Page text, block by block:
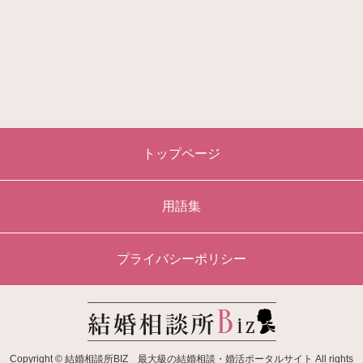
トップページ
用語集
プライバシーポリシー
Copyright © 結婚相談所BIZ 最大級の結婚相談・婚活ポータルサイト All rights